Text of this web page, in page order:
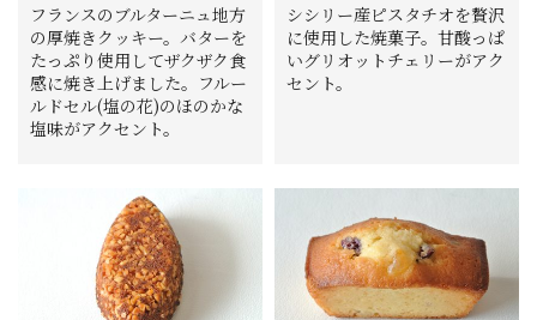
フランスのブルターニュ地方
の厚焼きクッキー。バターを
たっぷり使用してザクザク食
感に焼き上げました。フルー
ルドセル(塩の花)のほのかな
塩味がアクセント。
シシリー産ピスタチオを贅沢
に使用した焼菓子。甘酸っぱ
いグリオットチェリーがアク
セント。